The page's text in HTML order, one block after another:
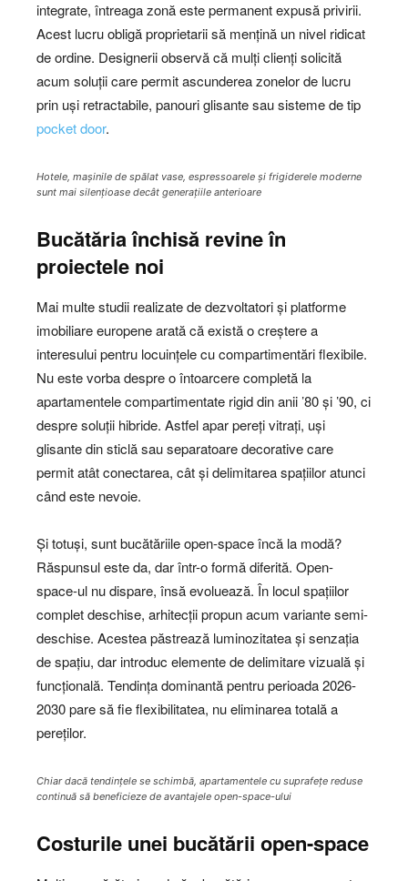
integrate, întreaga zonă este permanent expusă privirii.
Acest lucru obligă proprietarii să mențină un nivel ridicat
de ordine. Designerii observă că mulți clienți solicită
acum soluții care permit ascunderea zonelor de lucru
prin uși retractabile, panouri glisante sau sisteme de tip
pocket door.
Hotele, mașinile de spălat vase, espressoarele și frigiderele moderne
sunt mai silențioase decât generațiile anterioare
Bucătăria închisă revine în
proiectele noi
Mai multe studii realizate de dezvoltatori și platforme
imobiliare europene arată că există o creștere a
interesului pentru locuințele cu compartimentări flexibile.
Nu este vorba despre o întoarcere completă la
apartamentele compartimentate rigid din anii ’80 și ’90, ci
despre soluții hibride. Astfel apar pereți vitrați, uși
glisante din sticlă sau separatoare decorative care
permit atât conectarea, cât și delimitarea spațiilor atunci
când este nevoie.
Și totuși, sunt bucătăriile open-space încă la modă?
Răspunsul este da, dar într-o formă diferită. Open-
space-ul nu dispare, însă evoluează. În locul spațiilor
complet deschise, arhitecții propun acum variante semi-
deschise. Acestea păstrează luminozitatea și senzația
de spațiu, dar introduc elemente de delimitare vizuală și
funcțională. Tendința dominantă pentru perioada 2026-
2030 pare să fie flexibilitatea, nu eliminarea totală a
pereților.
Chiar dacă tendințele se schimbă, apartamentele cu suprafețe reduse
continuă să beneficieze de avantajele open-space-ului
Costurile unei bucătării open-space